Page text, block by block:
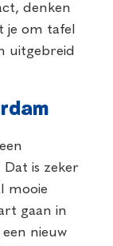
denken
je om tafel
uitgebreid
Dat is zeker
mooie
gaan in
nieuw